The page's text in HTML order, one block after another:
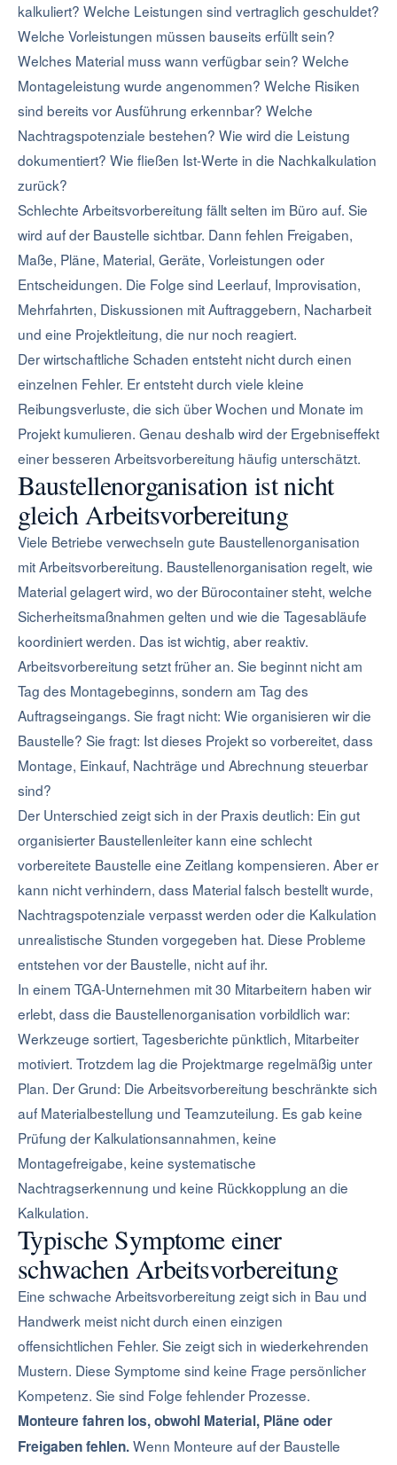
kalkuliert? Welche Leistungen sind vertraglich geschuldet?
Welche Vorleistungen müssen bauseits erfüllt sein?
Welches Material muss wann verfügbar sein? Welche
Montageleistung wurde angenommen? Welche Risiken
sind bereits vor Ausführung erkennbar? Welche
Nachtragspotenziale bestehen? Wie wird die Leistung
dokumentiert? Wie fließen Ist-Werte in die Nachkalkulation
zurück?
Schlechte Arbeitsvorbereitung fällt selten im Büro auf. Sie
wird auf der Baustelle sichtbar. Dann fehlen Freigaben,
Maße, Pläne, Material, Geräte, Vorleistungen oder
Entscheidungen. Die Folge sind Leerlauf, Improvisation,
Mehrfahrten, Diskussionen mit Auftraggebern, Nacharbeit
und eine Projektleitung, die nur noch reagiert.
Der wirtschaftliche Schaden entsteht nicht durch einen
einzelnen Fehler. Er entsteht durch viele kleine
Reibungsverluste, die sich über Wochen und Monate im
Projekt kumulieren. Genau deshalb wird der Ergebniseffekt
einer besseren Arbeitsvorbereitung häufig unterschätzt.
Baustellenorganisation ist nicht
gleich Arbeitsvorbereitung
Viele Betriebe verwechseln gute Baustellenorganisation
mit Arbeitsvorbereitung. Baustellenorganisation regelt, wie
Material gelagert wird, wo der Bürocontainer steht, welche
Sicherheitsmaßnahmen gelten und wie die Tagesabläufe
koordiniert werden. Das ist wichtig, aber reaktiv.
Arbeitsvorbereitung setzt früher an. Sie beginnt nicht am
Tag des Montagebeginns, sondern am Tag des
Auftragseingangs. Sie fragt nicht: Wie organisieren wir die
Baustelle? Sie fragt: Ist dieses Projekt so vorbereitet, dass
Montage, Einkauf, Nachträge und Abrechnung steuerbar
sind?
Der Unterschied zeigt sich in der Praxis deutlich: Ein gut
organisierter Baustellenleiter kann eine schlecht
vorbereitete Baustelle eine Zeitlang kompensieren. Aber er
kann nicht verhindern, dass Material falsch bestellt wurde,
Nachtragspotenziale verpasst werden oder die Kalkulation
unrealistische Stunden vorgegeben hat. Diese Probleme
entstehen vor der Baustelle, nicht auf ihr.
In einem TGA-Unternehmen mit 30 Mitarbeitern haben wir
erlebt, dass die Baustellenorganisation vorbildlich war:
Werkzeuge sortiert, Tagesberichte pünktlich, Mitarbeiter
motiviert. Trotzdem lag die Projektmarge regelmäßig unter
Plan. Der Grund: Die Arbeitsvorbereitung beschränkte sich
auf Materialbestellung und Teamzuteilung. Es gab keine
Prüfung der Kalkulationsannahmen, keine
Montagefreigabe, keine systematische
Nachtragserkennung und keine Rückkopplung an die
Kalkulation.
Typische Symptome einer
schwachen Arbeitsvorbereitung
Eine schwache Arbeitsvorbereitung zeigt sich in Bau und
Handwerk meist nicht durch einen einzigen
offensichtlichen Fehler. Sie zeigt sich in wiederkehrenden
Mustern. Diese Symptome sind keine Frage persönlicher
Kompetenz. Sie sind Folge fehlender Prozesse.
Monteure fahren los, obwohl Material, Pläne oder
Freigaben fehlen.Wenn Monteure auf der Baustelle